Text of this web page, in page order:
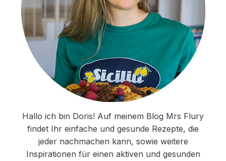
Hallo ich bin Doris! Auf meinem Blog Mrs Flury
findet Ihr einfache und gesunde Rezepte, die
jeder nachmachen kann, sowie weitere
Inspirationen für einen aktiven und gesunden